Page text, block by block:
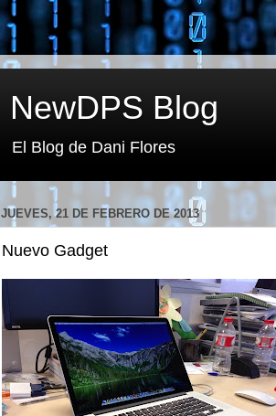
NewDPS Blog
El Blog de Dani Flores
JUEVES, 21 DE FEBRERO DE 2013
Nuevo Gadget